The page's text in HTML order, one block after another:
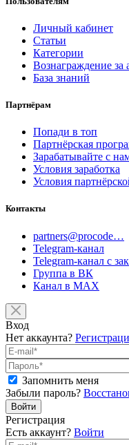
Личный кабинет
Статьи
Категории
Вознаграждение за
База знаний
Партнёрам
Попади в топ
Партнёрская
Зарабатывайте с
Условия заработка
Условия
Контакты
partners@procode…
Telegram-канал
Telegram-канал с
Группа в ВК
Канал в MAX
Вход
Нет аккаунта?
Запомнить меня
Забыли пароль?
Войти
Регистрация
Есть аккаунт? Войти